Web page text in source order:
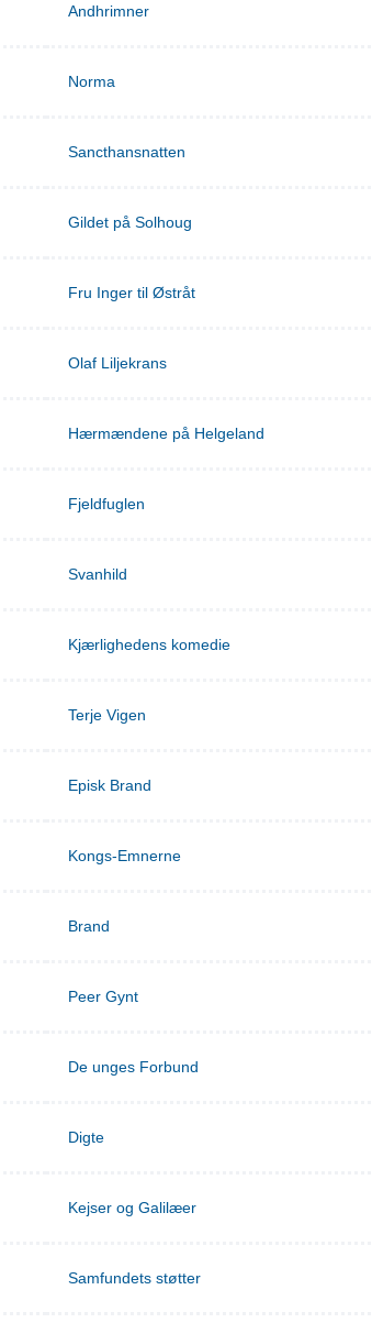
Andhrimner
Norma
Sancthansnatten
Gildet på Solhoug
Fru Inger til Østråt
Olaf Liljekrans
Hærmændene på Helgeland
Fjeldfuglen
Svanhild
Kjærlighedens komedie
Terje Vigen
Episk Brand
Kongs-Emnerne
Brand
Peer Gynt
De unges Forbund
Digte
Kejser og Galilæer
Samfundets støtter